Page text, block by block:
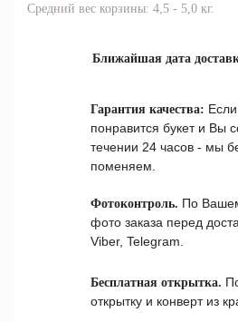
Средний вес корзины: 4,5 - 5,0 кг.
Ближайшая дата
Гарантия качества:
понравится букет и Вы
течении 24 часов - мы
поменяем.
Фотоконтроль. По
фото заказа перед
Viber, Telegram.
Бесплатная открытка.
открытку и конверт из